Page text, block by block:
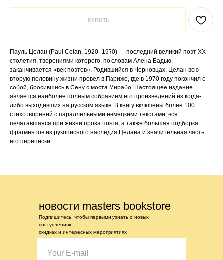
купить
Пауль Целан (Paul Celan, 1920–1970) — последний великий поэт ХХ
столетия, творениями которого, по словам Алена Бадью,
заканчивается «век поэтов». Родившийся в Черновцах, Целан всю
вторую половину жизни провел в Париже, где в 1970 году покончил с
собой, бросившись в Сену с моста Мирабо. Настоящее издание
является наиболее полным собранием его произведений из когда-
либо выходивших на русском языке. В книгу включены более 100
стихотворений с параллельными немецкими текстами, вся
печатавшаяся при жизни проза поэта, а также большая подборка
фрагментов из рукописного наследия Целана и значительная часть
его переписки.
новости masters bookstore
Подпишитесь, чтобы первыми узнать о новых
поступлениях,
скидках и интересных мероприятиях